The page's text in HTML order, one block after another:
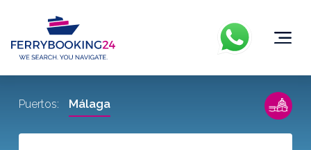
Puertos: Málaga